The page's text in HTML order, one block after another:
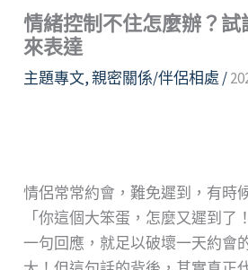
情緒控制不住怎麼辦？試
來表達
主題專文,親密關係/伴侶相處 /
情侶常常約會，難免遲到，有時
「你這個大笨蛋，怎麼又遲到了
一句回應，就足以破壞一天約會